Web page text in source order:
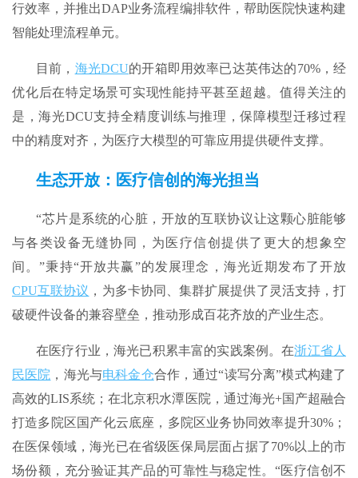
行效率，并推出DAP业务流程编排软件，帮助医院快速构建
智能处理流程单元。
目前， 海光DCU的开箱即用效率已达英伟达的70%，经
优化后在特定场景可实现性能持平甚至超越。值得关注的
是，海光DCU支持全精度训练与推理，保障模型迁移过程
中的精度对齐，为医疗大模型的可靠应用提供硬件支撑。
生态开放：医疗信创的海光担当
“芯片是系统的心脏，开放的互联协议让这颗心脏能够
与各类设备无缝协同，为医疗信创提供了更大的想象空
间。”秉持“开放共赢”的发展理念，海光近期发布了开放
CPU互联协议 ，为多卡协同、集群扩展提供了灵活支持，打
破硬件设备的兼容壁垒，推动形成百花齐放的产业生态。
在医疗行业，海光已积累丰富的实践案例。在浙江省人
民医院 ，海光与电科金仓合作，通过“读写分离”模式构建了
高效的LIS系统；在北京积水潭医院，通过海光+国产超融合
打造多院区国产化云底座，多院区业务协同效率提升30%；
在医保领域，海光已在省级医保局层面占据了70%以上的市
场份额，充分验证其产品的可靠性与稳定性。“医疗信创不